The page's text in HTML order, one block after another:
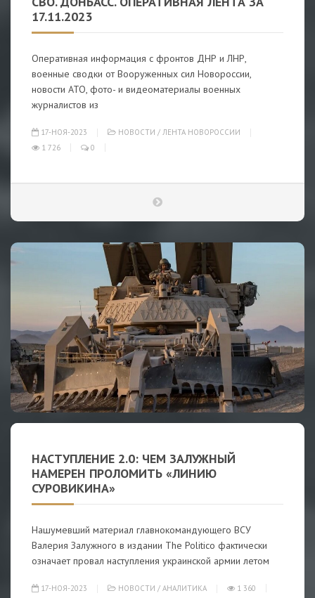
17.11.2023
Оперативная информация с фронтов ДНР и ЛНР,
военные сводки от Вооруженных сил Новороссии,
новости АТО, фото- и видеоматериалы военных
журналистов из
17-НОЯ-2023 НОВОСТИ / ЛЕНТА НОВОРОССИИ
1 726
0
НАСТУПЛЕНИЕ 2.0: ЧЕМ ЗАЛУЖНЫЙ
НАМЕРЕН ПРОЛОМИТЬ «ЛИНИЮ
СУРОВИКИНА»
Нашумевший материал главнокомандующего ВСУ
Валерия Залужного в издании The Politico фактически
означает провал наступления украинской армии летом
17-НОЯ-2023 НОВОСТИ / АНАЛИТИКА
1 360